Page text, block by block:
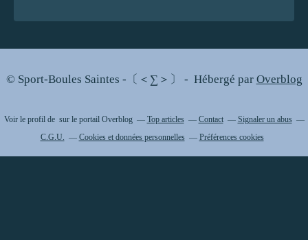
© Sport-Boules Saintes -〔＜∑＞〕 - Hébergé par Overblog
Voir le profil de sur le portail Overblog Top articles Contact
Signaler un abus
C.G.U.
Cookies et données personnelles Préférences cookies